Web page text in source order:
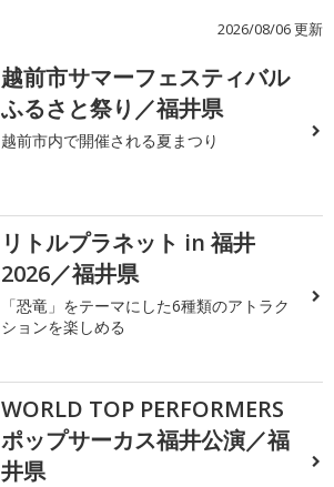
2026/08/06 更新
越前市サマーフェスティバル
ふるさと祭り／福井県
越前市内で開催される夏まつり
リトルプラネット in 福井
2026／福井県
「恐竜」をテーマにした6種類のアトラク
ションを楽しめる
WORLD TOP PERFORMERS
ポップサーカス福井公演／福
井県